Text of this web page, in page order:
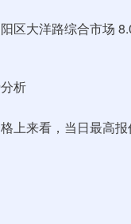
区大洋路综合市场
析
上来看，当日最高